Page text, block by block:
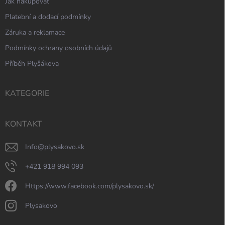
Platební a dodací podmínky
Záruka a reklamace
Podmínky ochrany osobních údajů
Příběh Plyšákova
KATEGORIE
KONTAKT
info@plysakovo.sk
+421 918 994 093
https://www.facebook.com/plysakovo.sk/
plysakovo